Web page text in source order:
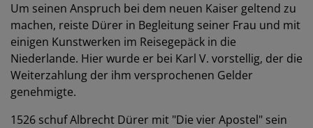
Um seinen Anspruch bei dem neuen Kaiser geltend zu
machen, reiste Dürer in Begleitung seiner Frau und mit
einigen Kunstwerken im Reisegepäck in die
Niederlande. Hier wurde er bei Karl V. vorstellig, der die
Weiterzahlung der ihm versprochenen Gelder
genehmigte.
1526 schuf Albrecht Dürer mit "Die vier Apostel" sein